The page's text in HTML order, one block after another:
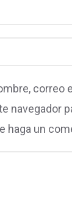
correo
navegador
haga un